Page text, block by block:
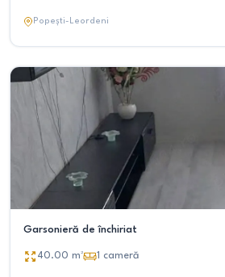
Popești-Leordeni
Garsonieră de închiriat
40.00 m² 1 cameră